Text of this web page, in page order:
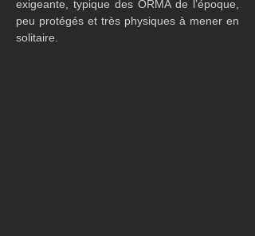
exigeante, typique des ORMA de l’époque,
peu protégés et très physiques à mener en
solitaire.